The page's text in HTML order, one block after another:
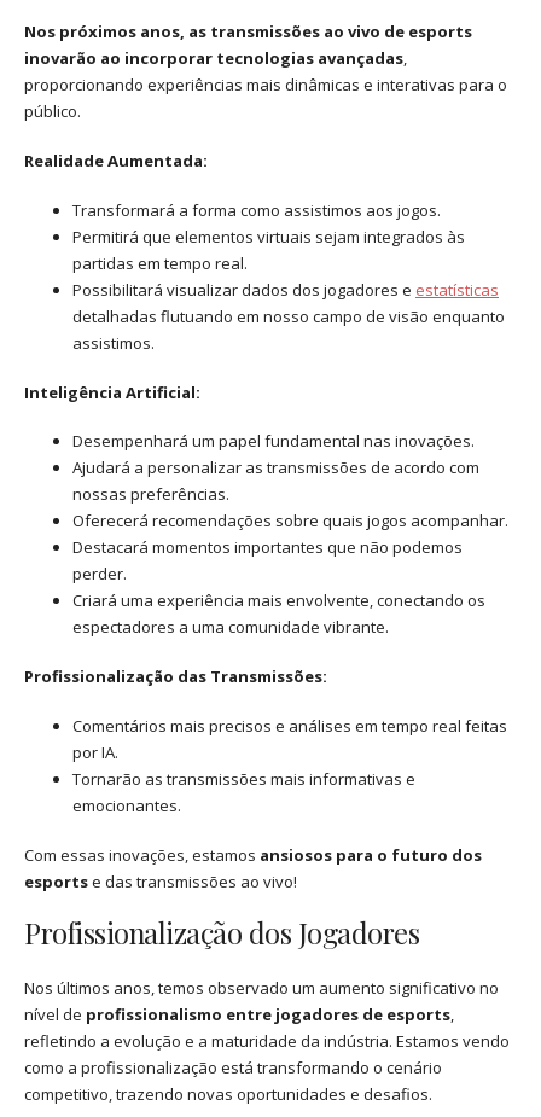
Nos próximos anos, as transmissões ao vivo de esports
inovarão ao incorporar tecnologias avançadas,
proporcionando experiências mais dinâmicas e interativas para o
público.
Realidade Aumentada:
Transformará a forma como assistimos aos jogos.
Permitirá que elementos virtuais sejam integrados às
partidas em tempo real.
Possibilitará visualizar dados dos jogadores e estatísticas
detalhadas flutuando em nosso campo de visão enquanto
assistimos.
Inteligência Artificial:
Desempenhará um papel fundamental nas inovações.
Ajudará a personalizar as transmissões de acordo com
nossas preferências.
Oferecerá recomendações sobre quais jogos acompanhar.
Destacará momentos importantes que não podemos
perder.
Criará uma experiência mais envolvente, conectando os
espectadores a uma comunidade vibrante.
Profissionalização das Transmissões:
Comentários mais precisos e análises em tempo real feitas
por IA.
Tornarão as transmissões mais informativas e
emocionantes.
Com essas inovações, estamos ansiosos para o futuro dos
esportse das transmissões ao vivo!
Profissionalização dos Jogadores
Nos últimos anos, temos observado um aumento significativo no
nível de profissionalismo entre jogadores de esports,
refletindo a evolução e a maturidade da indústria. Estamos vendo
como a profissionalização está transformando o cenário
competitivo, trazendo novas oportunidades e desafios.